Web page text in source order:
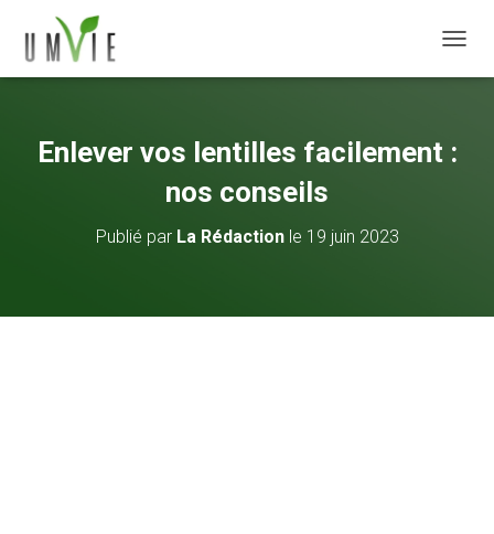
Enlever vos lentilles facilement :
nos conseils
Publié par La Rédactionle 19 juin 2023